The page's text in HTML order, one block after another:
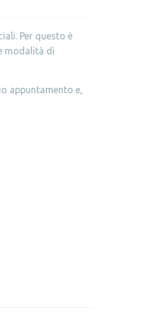
Per questo è
modalità di
appuntamento e,